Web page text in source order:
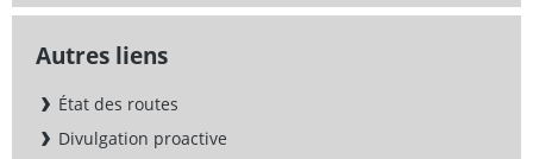
Autres liens
État des routes
Divulgation proactive